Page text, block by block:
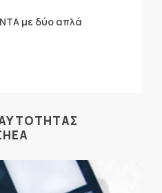
με δύο απλά